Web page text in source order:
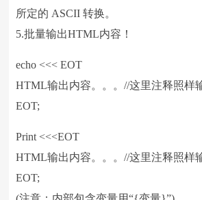
所定的 ASCII 转换。
5.批量输出HTML内容！
echo <<< EOT
HTML输出内容。。。//这里注释照样
EOT;
Print <<<EOT
HTML输出内容。。。//这里注释照样
EOT;